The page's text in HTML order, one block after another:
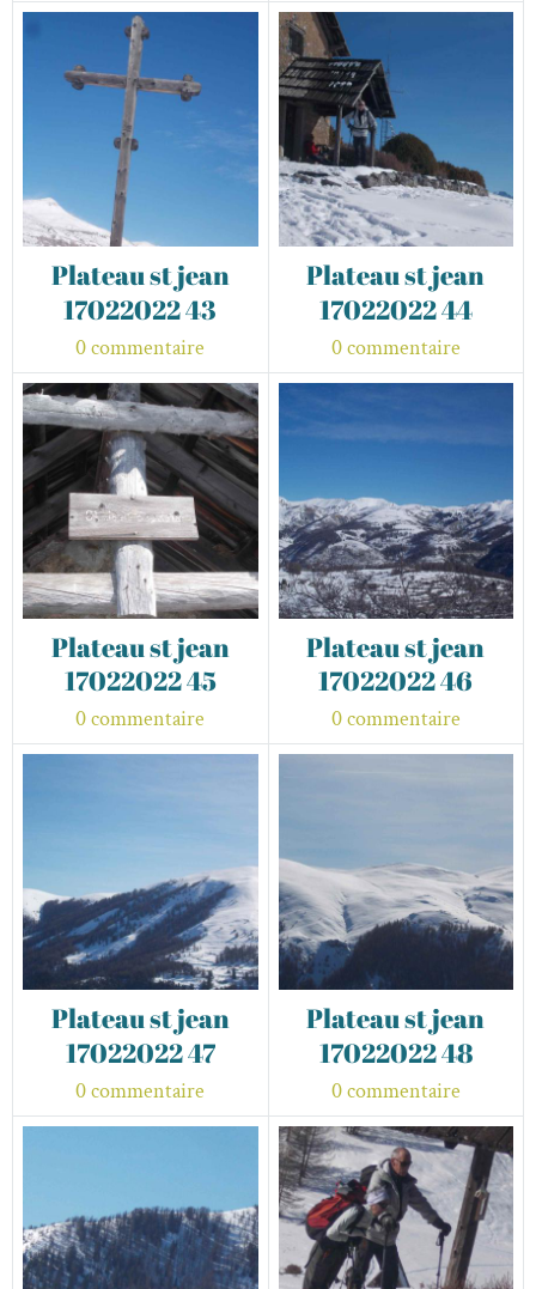
Plateau st jean
17022022 43
0 commentaire
Plateau st jean
17022022 44
0 commentaire
Plateau st jean
17022022 45
0 commentaire
Plateau st jean
17022022 46
0 commentaire
Plateau st jean
17022022 47
0 commentaire
Plateau st jean
17022022 48
0 commentaire